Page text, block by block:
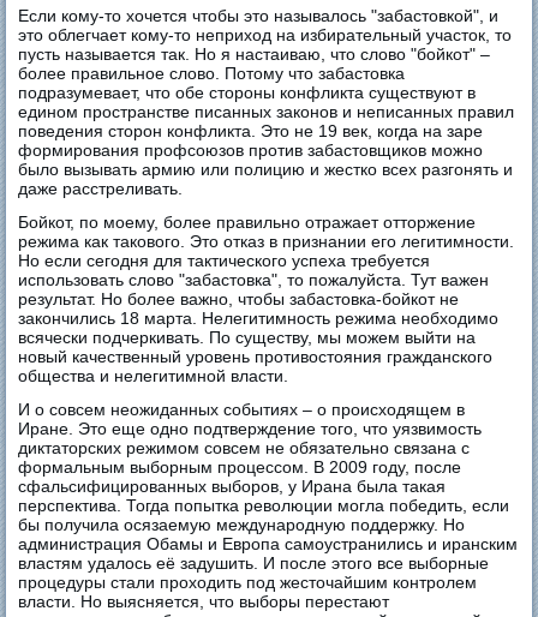
Если кому-то хочется чтобы это называлось "забастовкой", и
это облегчает кому-то неприход на избирательный участок, то
пусть называется так. Но я настаиваю, что слово "бойкот" –
более правильное слово. Потому что забастовка
подразумевает, что обе стороны конфликта существуют в
едином пространстве писанных законов и неписанных правил
поведения сторон конфликта. Это не 19 век, когда на заре
формирования профсоюзов против забастовщиков можно
было вызывать армию или полицию и жестко всех разгонять и
даже расстреливать.
Бойкот, по моему, более правильно отражает отторжение
режима как такового. Это отказ в признании его легитимности.
Но если сегодня для тактического успеха требуется
использовать слово "забастовка", то пожалуйста. Тут важен
результат. Но более важно, чтобы забастовка-бойкот не
закончились 18 марта. Нелегитимность режима необходимо
всячески подчеркивать. По существу, мы можем выйти на
новый качественный уровень противостояния гражданского
общества и нелегитимной власти.
И о совсем неожиданных событиях – о происходящем в
Иране. Это еще одно подтверждение того, что уязвимость
диктаторских режимом совсем не обязательно связана с
формальным выборным процессом. В 2009 году, после
сфальсифицированных выборов, у Ирана была такая
перспектива. Тогда попытка революции могла победить, если
бы получила осязаемую международную поддержку. Но
администрация Обамы и Европа самоустранились и иранским
властям удалось её задушить. И после этого все выборные
процедуры стали проходить под жесточайшим контролем
власти. Но выясняется, что выборы перестают